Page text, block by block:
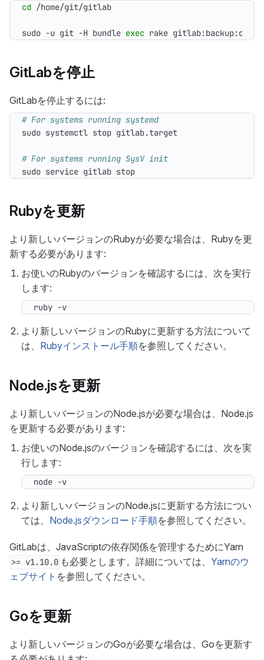
cd
sudo -u git -H bundle exec rake
GitLabを停止
GitLabを停止するには:
# For systems running systemd
# For systems running SysV init
sudo service gitlab stop
Rubyを更新
より新しいバージョンのRubyが必要な場合は、Rubyを更
新する必要があります:
お使いのRubyのバージョンを確認するには、次を実行
します:
ruby -v
より新しいバージョンのRubyに更新する方法について
は、 Rubyインストール手順を参照してください。
Node.jsを更新
より新しいバージョンのNode.jsが必要な場合は、Node.js
を更新する必要があります:
お使いのNode.jsのバージョンを確認するには、次を実
行します:
node -v
より新しいバージョンのNode.jsに更新する方法につい
ては、 Node.jsダウンロード手順を参照してください。
GitLabは、JavaScriptの依存関係を管理するためにYarn
>= v1.10.0 も必要とします。詳細については、 Yarnのウ
ェブサイト を参照してください。
Goを更新
より新しいバージョンのGoが必要な場合は、Goを更新す